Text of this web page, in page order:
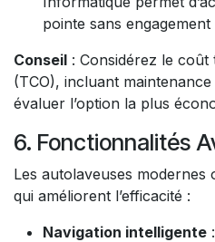
pointe sans
Conseil : Considérez le coût
(TCO), incluant
évaluer l’option la plus
6. Fonctionnalités
Les autolaveuses
qui améliorent l’efficacité :
Navigation intelligente